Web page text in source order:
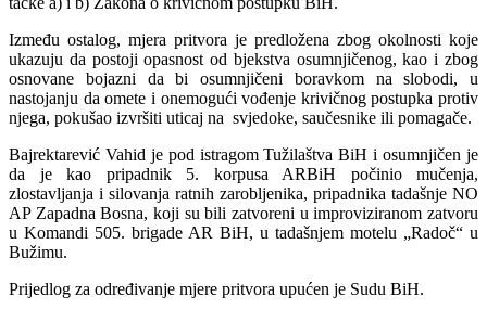
Između ostalog, mjera pritvora je predložena zbog okolnosti koje
ukazuju da postoji opasnost od bjekstva osumnjičenog, kao i zbog
osnovane bojazni da bi osumnjičeni boravkom na slobodi, u
nastojanju da omete i onemogući vođenje krivičnog postupka protiv
njega, pokušao izvršiti uticaj na svjedoke, saučesnike ili pomagače.
Bajrektarević Vahid je pod istragom Tužilaštva BiH i osumnjičen je
da je kao pripadnik 5. korpusa ARBiH počinio mučenja,
zlostavljanja i silovanja ratnih zarobljenika, pripadnika tadašnje NO
AP Zapadna Bosna, koji su bili zatvoreni u improviziranom zatvoru
u Komandi 505. brigade AR BiH, u tadašnjem motelu „Radoč“ u
Bužimu.
Prijedlog za određivanje mjere pritvora upućen je Sudu BiH.